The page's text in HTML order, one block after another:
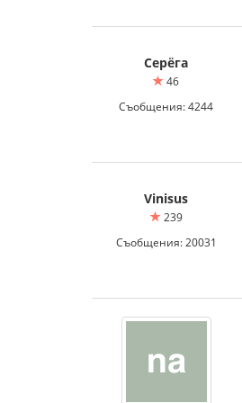
Серёга
46
Съобщения: 4244
Vinisus
239
Съобщения: 20031